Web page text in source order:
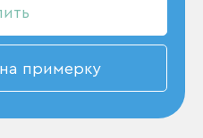
примерку